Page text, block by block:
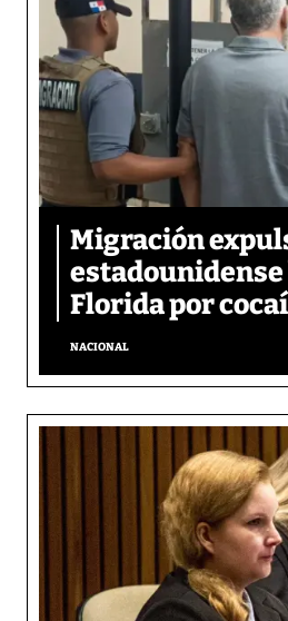
Migración
estadounidense
Florida por
NACIONAL